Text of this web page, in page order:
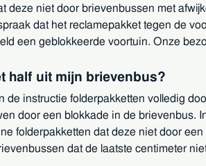
deze niet door brievenbussen met
dat het reclamepakket tegen de
een geblokkeerde voortuin. Onze
half uit mijn brievenbus?
de instructie folderpakketten volledig
door een blokkade in de brievenbus.
folderpakketten dat deze niet door
dat de laatste centimeter